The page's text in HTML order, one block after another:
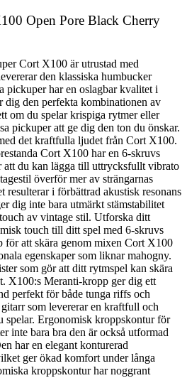
Open Pore Black Cherry
Cort X100 är utrustad med
den klassiska humbucker
pickuper har en oslagbar kvalitet i
dig den perfekta kombinationen av
om du spelar krispiga rytmer eller
pickuper att ge dig den ton du önskar.
det kraftfulla ljudet från Cort X100.
Cort X100 har en 6-skruvs
att du kan lägga till uttrycksfullt vibrato
överför mer av strängarnas
i förbättrad akustisk resonans
dig inte bara utmärkt stämstabilitet
av vintage stil. Utforska ditt
touch till ditt spel med 6-skruvs
för att skära genom mixen Cort X100
egenskaper som liknar mahogny.
som gör att ditt rytmspel kan skära
X100:s Meranti-kropp ger dig ett
perfekt för både tunga riffs och
som levererar en kraftfull och
spelar. Ergonomisk kroppskontur för
inte bara bra den är också utformad
har en elegant konturerad
ger ökad komfort under långa
kroppskontur har noggrant